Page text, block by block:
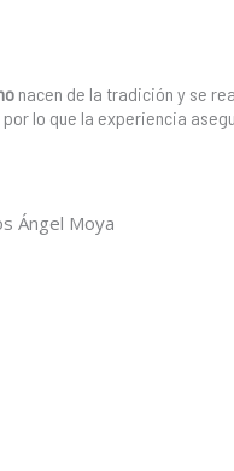
nacen de la tradición y se
lo que la experiencia
Ángel Moya